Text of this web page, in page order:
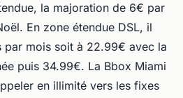
la majoration de 6€ par
En zone étendue DSL, il
mois soit à 22.99€ avec la
puis 34.99€. La Bbox Miami
en illimité vers les fixes